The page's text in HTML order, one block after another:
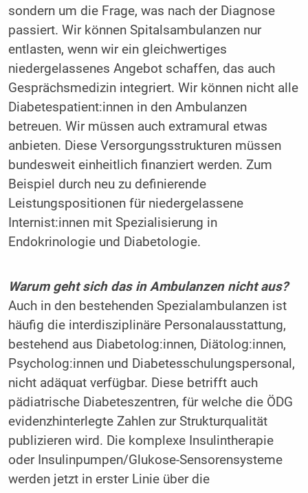
sondern um die Frage, was nach der Diagnose
passiert. Wir können Spitalsambulanzen nur
entlasten, wenn wir ein gleichwertiges
niedergelassenes Angebot schaffen, das auch
Gesprächsmedizin integriert. Wir können nicht alle
Diabetespatient:innen in den Ambulanzen
betreuen. Wir müssen auch extramural etwas
anbieten. Diese Versorgungsstrukturen müssen
bundesweit einheitlich finanziert werden. Zum
Beispiel durch neu zu definierende
Leistungspositionen für niedergelassene
Internist:innen mit Spezialisierung in
Endokrinologie und Diabetologie.
Warum geht sich das in Ambulanzen nicht aus?
Auch in den bestehenden Spezialambulanzen ist
häufig die interdisziplinäre Personalausstattung,
bestehend aus Diabetolog:innen, Diätolog:innen,
Psycholog:innen und Diabetesschulungspersonal,
nicht adäquat verfügbar. Diese betrifft auch
pädiatrische Diabeteszentren, für welche die ÖDG
evidenzhinterlegte Zahlen zur Strukturqualität
publizieren wird. Die komplexe Insulintherapie
oder Insulinpumpen/Glukose-Sensorensysteme
werden jetzt in erster Linie über die